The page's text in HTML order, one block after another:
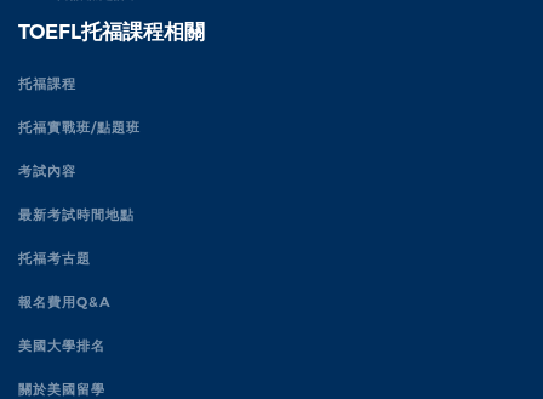
TOEFL托福課程相關
托福課程
托福實戰班/點題班
考試內容
最新考試時間地點
托福考古題
報名費用Q&A
美國大學排名
關於美國留學